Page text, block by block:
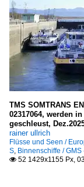
TMS SOMTRANS
02317064, werden
geschleust,
rainer ullrich
Flüsse und Seen /
S Binnenschiffe / GMS
 52 1429x1155 Px,